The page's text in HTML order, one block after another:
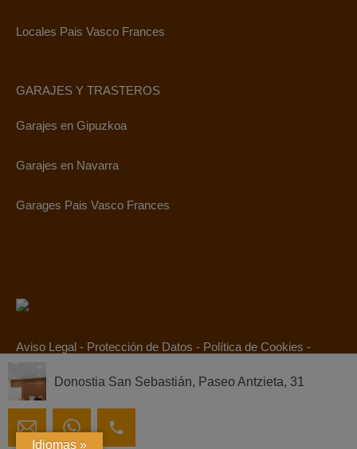
Locales Pais Vasco Frances
GARAJES Y TRASTEROS
Garajes en Gipuzkoa
Garajes en Navarra
Garages Pais Vasco Frances
Aviso Legal - Protección de Datos - Política de Cookies -
Idiomas »
Donostia San Sebastián, Paseo Antzieta, 31